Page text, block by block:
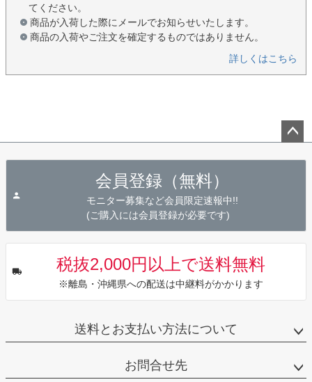
てください。
商品が入荷した際にメールでお知らせいたします。
商品の入荷やご注文を確定するものではありません。
詳しくはこちら
会員登録（無料）
モニター募集など会員限定速報中!!
(ご購入には会員登録が必要です)
税抜2,000円以上で送料無料
※離島・沖縄県への配送は中継料がかかります
送料とお支払い方法について
お問合せ先